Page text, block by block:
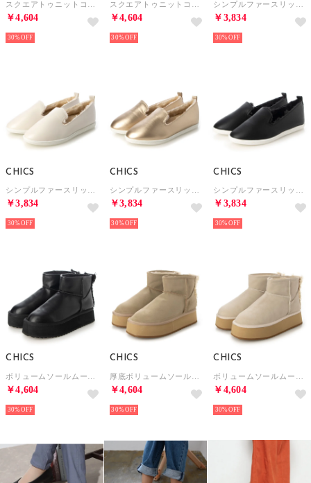
￥4,604
30%
￥4,604
30%
￥3,834
30%
CHICS
￥3,834
30%
CHICS
￥3,834
30%
CHICS
￥3,834
30%
CHICS
￥4,604
30%
CHICS
￥4,604
30%
CHICS
￥4,604
30%